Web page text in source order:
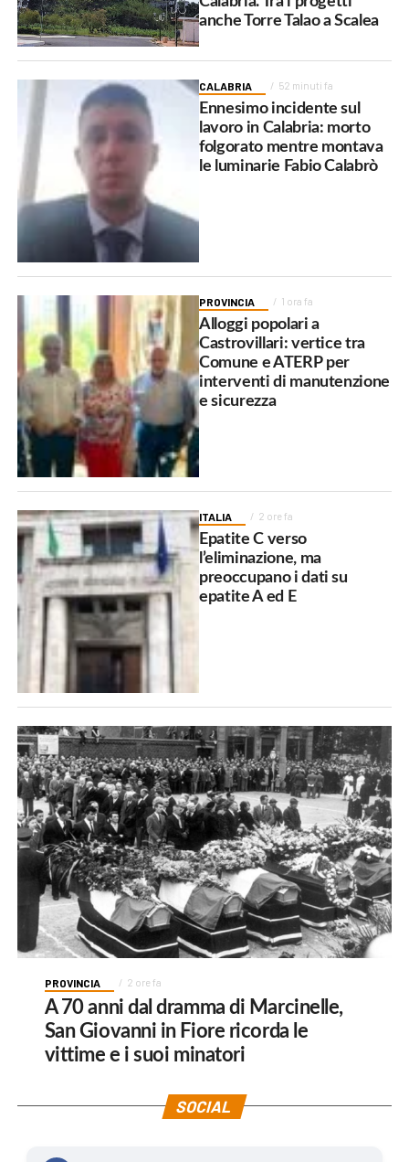
anche Torre Talao a Scalea
CALABRIA 52 minuti fa
Ennesimo incidente sul
lavoro in Calabria: morto
folgorato mentre montava
le luminarie Fabio Calabrò
PROVINCIA 1 ora fa
Alloggi popolari a
Castrovillari: vertice tra
Comune e ATERP per
interventi di manutenzione
e sicurezza
ITALIA 2 ore fa
Epatite C verso
l’eliminazione, ma
preoccupano i dati su
epatite A ed E
PROVINCIA 2 ore fa
A 70 anni dal dramma di Marcinelle,
San Giovanni in Fiore ricorda le
vittime e i suoi minatori
SOCIAL